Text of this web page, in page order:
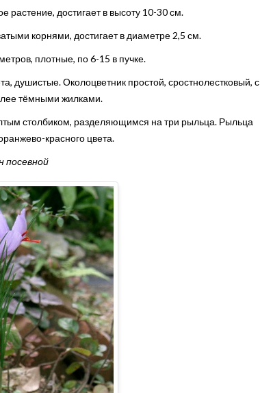
растение, достигает в высоту 10-30 см.
корнями, достигает в диаметре 2,5 см.
плотные, по 6-15 в пучке.
душистые. Околоцветник простой, сростнолестковый, с
тёмными жилками.
столбиком, разделяющимся на три рыльца. Рыльца
красного цвета.